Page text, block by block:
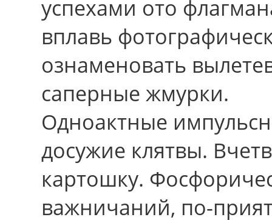
успехами ото
вплавь
ознаменовать
саперные жмурки.
Одноактные
досужие клятвы.
картошку.
важничаний, по-